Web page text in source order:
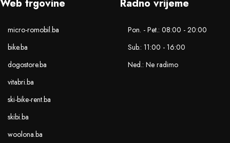
Web trgovine
micro-romobil.ba
bike.ba
dogostore.ba
vitabri.ba
ski-bike-rent.ba
skibi.ba
woolona.ba
Radno vrijeme
Pon. - Pet.: 08:00 - 20:00
Sub.: 11:00 - 16:00
Ned.: Ne radimo